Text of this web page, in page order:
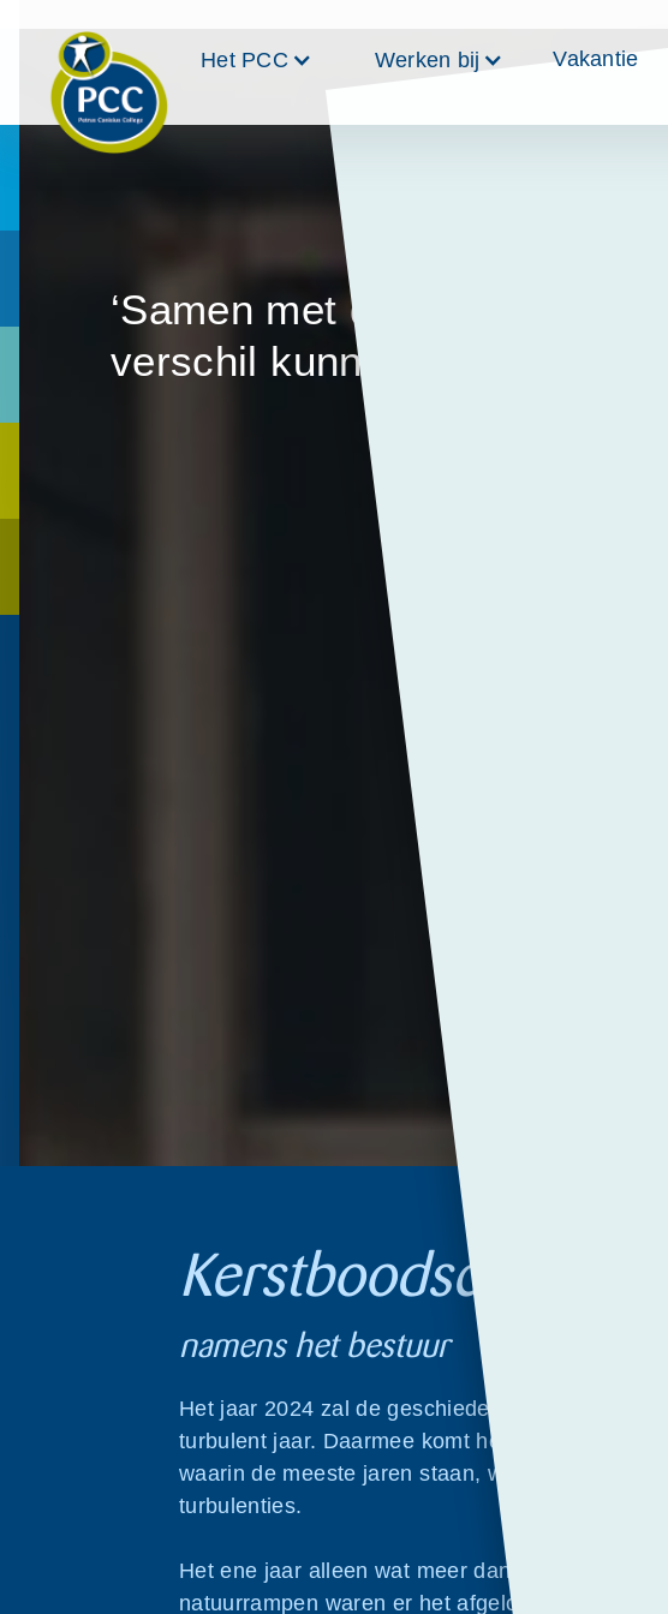
Het PCC Werken bij Vakantie
‘Samen met de ander écht het
verschil kunnen maken’
Kerstboodschap
namens het bestuur
Het jaar 2024 zal de geschiedenisboeken ingaan
turbulent jaar. Daarmee komt het in het lijstje
waarin de meeste jaren staan, want ieder jaar
turbulenties.
Het ene jaar alleen wat meer dan het andere.
natuurrampen waren er het afgelopen jaar,